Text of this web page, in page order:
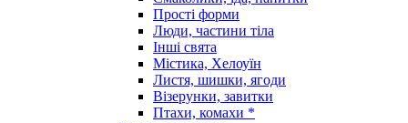
Прості форми
Люди, частини тіла
Інші свята
Містика, Хелоуїн
Листя, шишки, ягоди
Візерунки, завитки
Птахи, комахи *